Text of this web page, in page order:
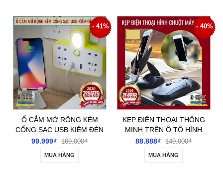
- 41%
Ổ CẮM MỞ RỘNG KÈM
CỔNG SẠC USB KIÊM ĐÈN
NGỦ
99.999₫ 169.000₫
MUA HÀNG
- 40%
KẸP ĐIỆN THOẠI THÔNG
MINH TRÊN Ô TÔ HÌNH
CHUỘT MÁY TÍNH
88.888₫ 149.000₫
MUA HÀNG